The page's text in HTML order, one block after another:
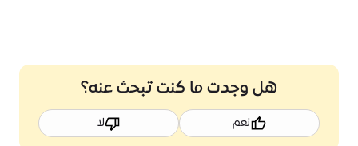
هل وجدت ما كنت تبحث عنه؟
نعم لا